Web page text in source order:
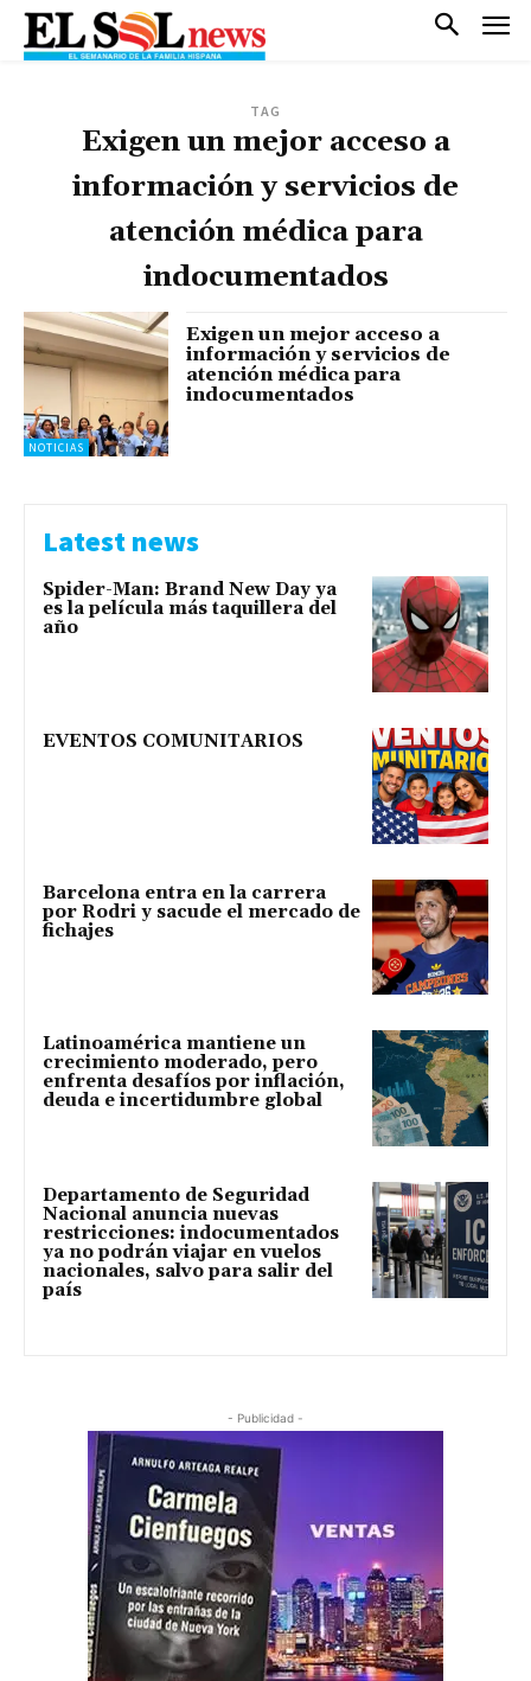
TAG
Exigen un mejor acceso a
información y servicios de
atención médica para
indocumentados
NOTICIAS
Exigen un mejor acceso a
información y servicios de
atención médica para
indocumentados
Latest news
Spider-Man: Brand New Day ya
es la película más taquillera del
año
EVENTOS COMUNITARIOS
Barcelona entra en la carrera
por Rodri y sacude el mercado de
fichajes
Latinoamérica mantiene un
crecimiento moderado, pero
enfrenta desafíos por inflación,
deuda e incertidumbre global
Departamento de Seguridad
Nacional anuncia nuevas
restricciones: indocumentados
ya no podrán viajar en vuelos
nacionales, salvo para salir del
país
- Publicidad -